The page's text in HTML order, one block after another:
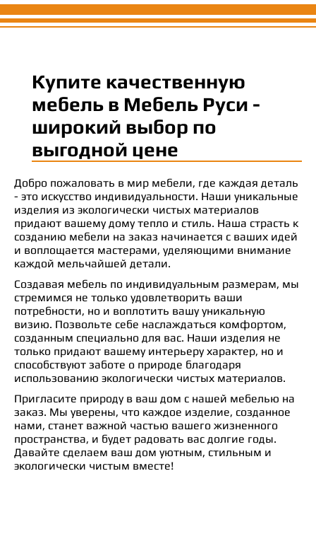
Купите качественную
мебель в Мебель Руси -
широкий выбор по
выгодной цене
Добро пожаловать в мир мебели, где каждая деталь
- это искусство индивидуальности. Наши уникальные
изделия из экологически чистых материалов
придают вашему дому тепло и стиль. Наша страсть к
созданию мебели на заказ начинается с ваших идей
и воплощается мастерами, уделяющими внимание
каждой мельчайшей детали.
Создавая мебель по индивидуальным размерам, мы
стремимся не только удовлетворить ваши
потребности, но и воплотить вашу уникальную
визию. Позвольте себе наслаждаться комфортом,
созданным специально для вас. Наши изделия не
только придают вашему интерьеру характер, но и
способствуют заботе о природе благодаря
использованию экологически чистых материалов.
Пригласите природу в ваш дом с нашей мебелью на
заказ. Мы уверены, что каждое изделие, созданное
нами, станет важной частью вашего жизненного
пространства, и будет радовать вас долгие годы.
Давайте сделаем ваш дом уютным, стильным и
экологически чистым вместе!